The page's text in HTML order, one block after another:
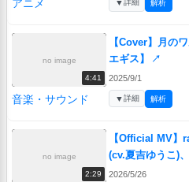
アニメ ▼詳細 解析
no image
4:41
【Cover】月の
エギス】
↗
2025/9/1
音楽・サウンド ▼詳細 解析
no image
2:29
【Official MV】
(cv.夏吉ゆうこ)
超かぐや姫！
2026/5/26